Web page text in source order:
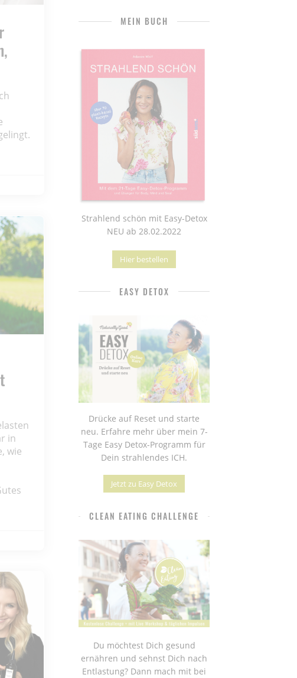
in
wie
MEIN BUCH
Strahlend schön mit Easy-Detox
NEU ab 28.02.2022
Hier bestellen
EASY DETOX
Drücke auf Reset und starte
neu. Erfahre mehr über mein 7-
Tage Easy Detox-Programm für
Dein strahlendes ICH.
Jetzt zu Easy Detox
CLEAN EATING CHALLENGE
Du möchtest Dich gesund
ernähren und sehnst Dich nach
Entlastung? Dann mach mit bei